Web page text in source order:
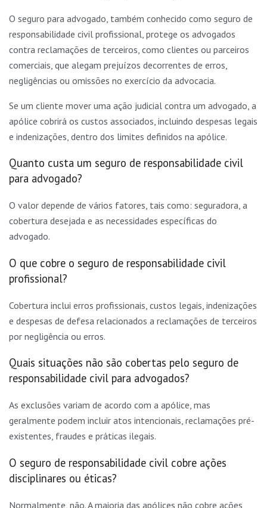
O seguro para advogado, também conhecido como seguro de
responsabilidade civil profissional, protege os advogados
contra reclamações de terceiros, como clientes ou parceiros
comerciais, que alegam prejuízos decorrentes de erros,
negligências ou omissões no exercício da advocacia.
Se um cliente mover uma ação judicial contra um advogado, a
apólice cobrirá os custos associados, incluindo despesas legais
e indenizações, dentro dos limites definidos na apólice.
Quanto custa um seguro de responsabilidade civil
para advogado?
O valor depende de vários fatores, tais como: seguradora, a
cobertura desejada e as necessidades específicas do
advogado.
O que cobre o seguro de responsabilidade civil
profissional?
Cobertura inclui erros profissionais, custos legais, indenizações
e despesas de defesa relacionados a reclamações de terceiros
por negligência ou erros.
Quais situações não são cobertas pelo seguro de
responsabilidade civil para advogados?
As exclusões variam de acordo com a apólice, mas
geralmente podem incluir atos intencionais, reclamações pré-
existentes, fraudes e práticas ilegais.
O seguro de responsabilidade civil cobre ações
disciplinares ou éticas?
Normalmente, não. A maioria das apólices não cobre ações